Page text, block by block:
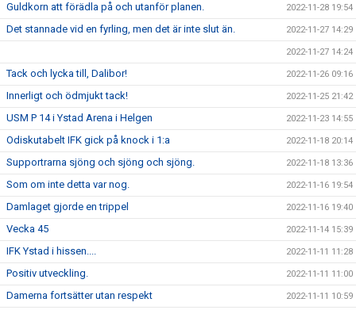
Guldkorn att förädla på och utanför planen. 2022-11-28 19:54
Det stannade vid en fyrling, men det är inte slut än. 2022-11-27 14:29
2022-11-27 14:24
Tack och lycka till, Dalibor! 2022-11-26 09:16
Innerligt och ödmjukt tack! 2022-11-25 21:42
USM P 14 i Ystad Arena i Helgen 2022-11-23 14:55
Odiskutabelt IFK gick på knock i 1:a 2022-11-18 20:14
Supportrarna sjöng och sjöng och sjöng. 2022-11-18 13:36
Som om inte detta var nog. 2022-11-16 19:54
Damlaget gjorde en trippel 2022-11-16 19:40
Vecka 45 2022-11-14 15:39
IFK Ystad i hissen.... 2022-11-11 11:28
Positiv utveckling. 2022-11-11 11:00
Damerna fortsätter utan respekt 2022-11-11 10:59